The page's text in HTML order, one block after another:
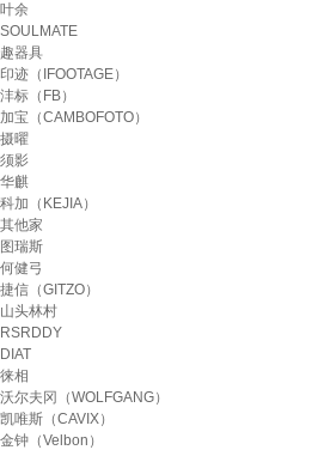
叶余
SOULMATE
趣器具
印迹（IFOOTAGE）
沣标（FB）
加宝（CAMBOFOTO）
摄曜
须影
华麒
科加（KEJIA）
其他家
图瑞斯
何健弓
捷信（GITZO）
山头林村
RSRDDY
DIAT
徕相
沃尔夫冈（WOLFGANG）
凯唯斯（CAVIX）
金钟（Velbon）